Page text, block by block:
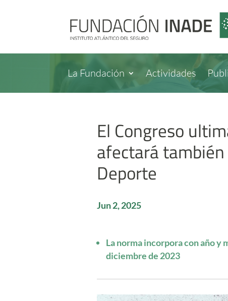
La Fundación Actividades
El Congreso
afectará también
Deporte
Jun 2, 2025
La norma incorpora con año y
diciembre de 2023